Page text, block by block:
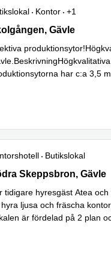
Kontor
+1
Skolgången 17, Gävle
Gävle
har c:a 3,5
Butikslokal
Södra Skeppsbron 19,
Skeppsbron, Gävle
tidigare hyresgäst Atea
ljusa och fräscha
är fördelad på 2 plan